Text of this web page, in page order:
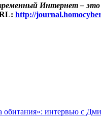
Интернет – это
http://
обитания»: интервью